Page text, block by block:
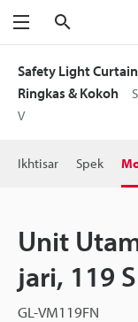
Menu
Safety Light Curtain
Ringkas & Kokoh
V
Ikhtisar Spek
Unit
jari, 119
GL-VM119FN